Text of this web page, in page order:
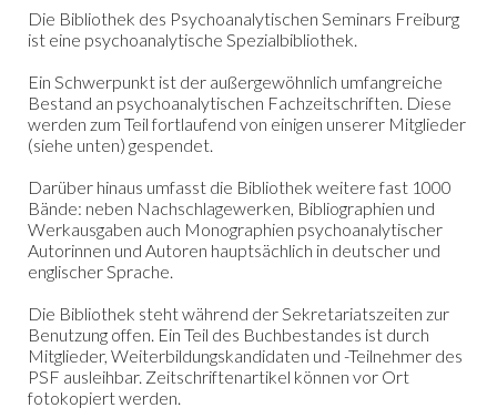
Die Bibliothek des Psychoanalytischen Seminars Freiburg
ist eine psychoanalytische Spezialbibliothek.
Ein Schwerpunkt ist der außergewöhnlich umfangreiche
Bestand an psychoanalytischen Fachzeitschriften. Diese
werden zum Teil fortlaufend von einigen unserer Mitglieder
(siehe unten) gespendet.
Darüber hinaus umfasst die Bibliothek weitere fast 1000
Bände: neben Nachschlagewerken, Bibliographien und
Werkausgaben auch Monographien psychoanalytischer
Autorinnen und Autoren hauptsächlich in deutscher und
englischer Sprache.
Die Bibliothek steht während der Sekretariatszeiten zur
Benutzung offen. Ein Teil des Buchbestandes ist durch
Mitglieder, Weiterbildungskandidaten und -Teilnehmer des
PSF ausleihbar. Zeitschriftenartikel können vor Ort
fotokopiert werden.